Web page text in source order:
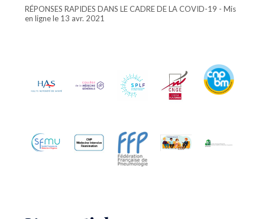
RÉPONSES RAPIDES DANS LE CADRE DE LA COVID-19 - Mis
en ligne le 13 avr. 2021